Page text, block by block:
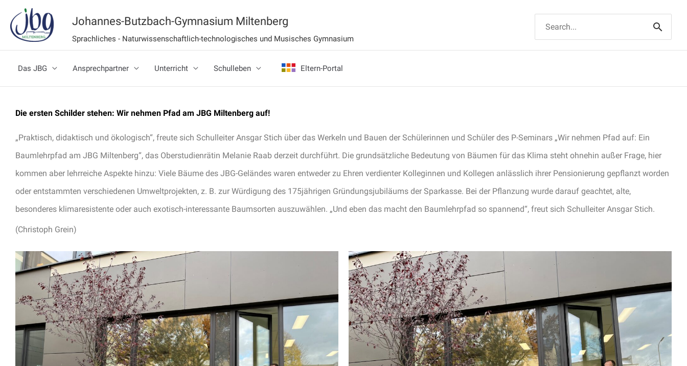
Inhalt
springen
Johannes-Butzbach-Gymnasium Miltenberg
Sprachliches - Naturwissenschaftlich-technologisches und Musisches Gymnasium
Suchen
Das JBG Ansprechpartner Unterricht Schulleben Eltern-Portal
Die ersten Schilder stehen: Wir nehmen Pfad am JBG Miltenberg auf!
„Praktisch, didaktisch und ökologisch“, freute sich Schulleiter Ansgar Stich über das Werkeln und Bauen der Schülerinnen und Schüler des P-Seminars „Wir nehmen Pfad auf: Ein
Baumlehrpfad am JBG Miltenberg“, das Oberstudienrätin Melanie Raab derzeit durchführt. Die grundsätzliche Bedeutung von Bäumen für das Klima steht ohnehin außer Frage, hier
kommen aber lehrreiche Aspekte hinzu: Viele Bäume des JBG-Geländes waren entweder zu Ehren verdienter Kolleginnen und Kollegen anlässlich ihrer Pensionierung gepflanzt worden
oder entstammten verschiedenen Umweltprojekten, z. B. zur Würdigung des 175jährigen Gründungsjubiläums der Sparkasse. Bei der Pflanzung wurde darauf geachtet, alte,
besonderes klimaresistente oder auch exotisch-interessante Baumsorten auszuwählen. „Und eben das macht den Baumlehrpfad so spannend“, freut sich Schulleiter Ansgar Stich.
(Christoph Grein)